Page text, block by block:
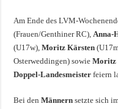
Am Ende des LVM-
(Frauen/Genthiner RC),Anna-
(U17w),Moritz Kärsten
Osterweddingen) sowieMoritz
Doppel-Landesmeister feiern
Bei denMännern setzte sich